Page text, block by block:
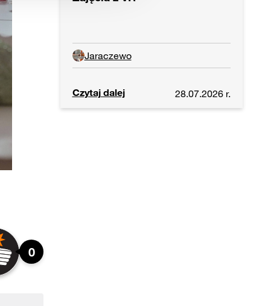
Jaraczewo
Czytaj dalej 28.07.2026 r.
0